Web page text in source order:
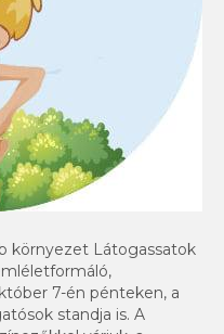
környezet Látogassatok
7-én pénteken, a
standja is. A